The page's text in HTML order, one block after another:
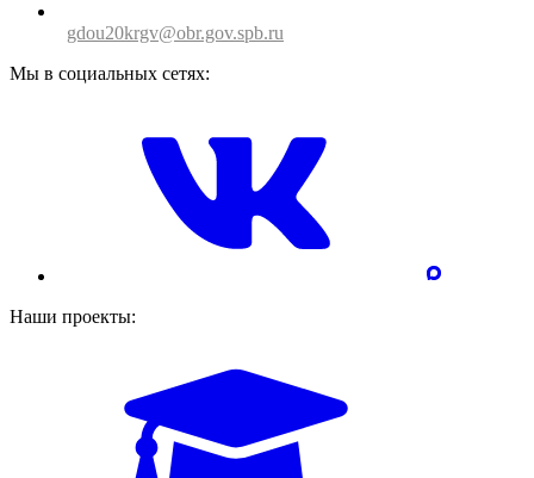
gdou20krgv@obr.gov.spb.ru
Мы в социальных сетях:
Наши проекты: